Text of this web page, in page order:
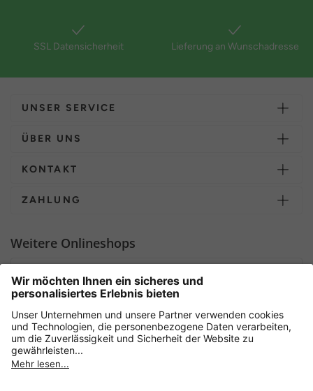
SSL Datensicherheit Lieferung an Wunschadresse
UNSER SERVICE
ÜBER UNS
KONTAKT
ZAHLUNG
Weitere Onlineshops
Sicher einkaufen mit